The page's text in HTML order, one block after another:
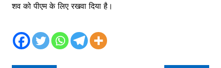
शव को पीएम के लिए रखवा दिया है।